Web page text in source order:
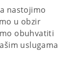
nastojimo
u obzir
obuhvatiti
uslugama